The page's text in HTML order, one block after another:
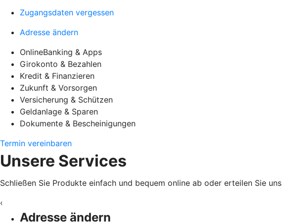
Zugangsdaten vergessen
Adresse ändern
OnlineBanking & Apps
Girokonto & Bezahlen
Kredit & Finanzieren
Zukunft & Vorsorgen
Versicherung & Schützen
Geldanlage & Sparen
Dokumente & Bescheinigungen
Termin vereinbaren
Unsere Services
Schließen Sie Produkte einfach und bequem online ab oder erteilen Sie
‹
Adresse ändern